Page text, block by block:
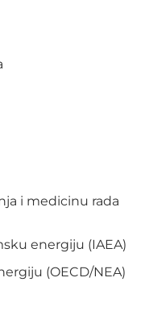
i medicinu rada
energiju (IAEA)
(OECD/NEA)